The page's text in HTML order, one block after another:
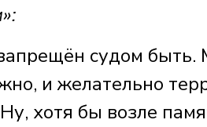
судом
и желательно
хотя бы возле